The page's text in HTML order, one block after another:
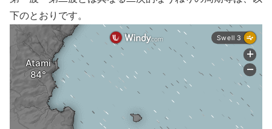
下のとおりです。